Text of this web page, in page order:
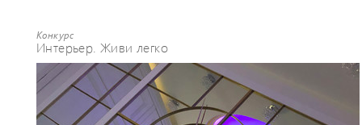
Конкурс
Интерьер. Живи легко